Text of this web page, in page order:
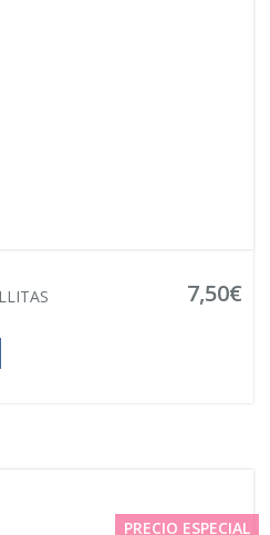
7,50€
PRECIO ESPECIAL